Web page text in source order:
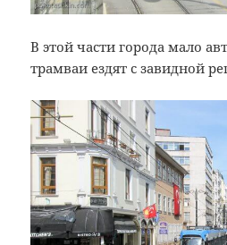
В этой части города мало
трамваи ездят с завидной